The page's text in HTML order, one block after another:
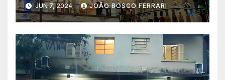
JUN 7, 2024 JOÃO BOSCO FERRARI